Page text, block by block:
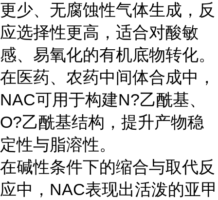
更少、无腐蚀性气体生成，反
应选择性更高，适合对酸敏
感、易氧化的有机底物转化。
在医药、农药中间体合成中，
NAC可用于构建N?乙酰基、
O?乙酰基结构，提升产物稳
定性与脂溶性。
在碱性条件下的缩合与取代反
应中，NAC表现出活泼的亚甲